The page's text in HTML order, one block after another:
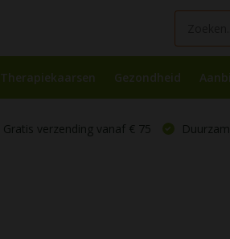
Therapiekaarsen Gezondheid
Gratis verzending vanaf € 75